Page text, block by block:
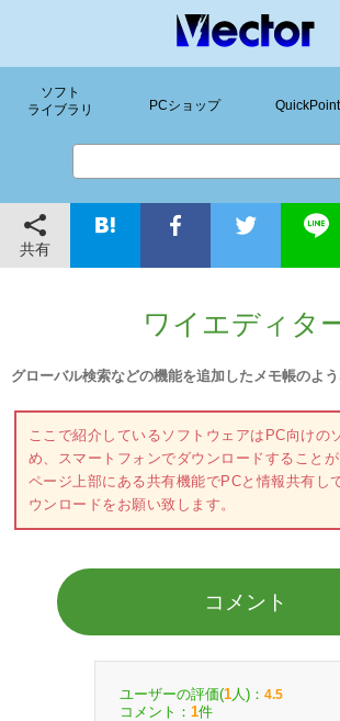
ソフト
ライブラリ
PCショップ QuickPoint
共有
ワイエディタ
グローバル検索などの機能を追加したメモ帳のよ
ここで紹介しているソフトウェアはPC向けの
め、スマートフォンでダウンロードすることが
ページ上部にある共有機能でPCと情報共有し
ウンロードをお願い致します。
コメント
ユーザーの評価(1 人)： 4.5
コメント： 1件